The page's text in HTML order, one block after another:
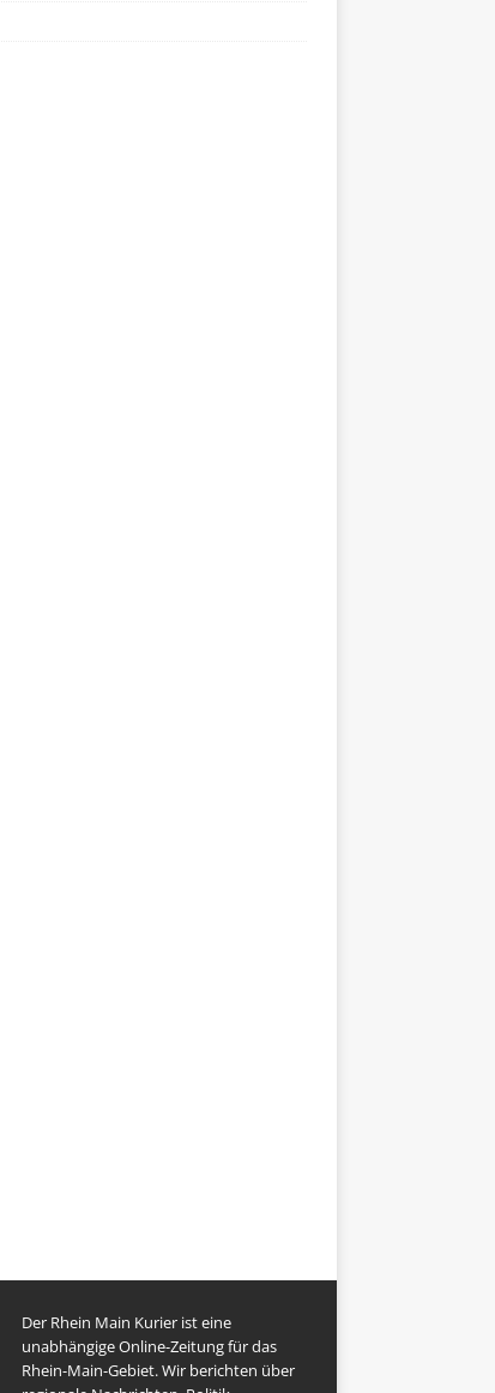
Der Rhein Main Kurier ist eine
unabhängige Online-Zeitung für das
Rhein-Main-Gebiet. Wir berichten über